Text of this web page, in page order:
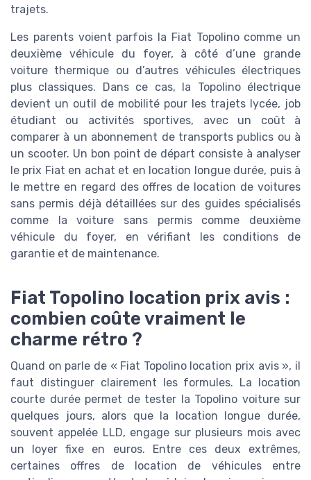
trajets.
Les parents voient parfois la Fiat Topolino comme un
deuxième véhicule du foyer, à côté d’une grande
voiture thermique ou d’autres véhicules électriques
plus classiques. Dans ce cas, la Topolino électrique
devient un outil de mobilité pour les trajets lycée, job
étudiant ou activités sportives, avec un coût à
comparer à un abonnement de transports publics ou à
un scooter. Un bon point de départ consiste à analyser
le prix Fiat en achat et en location longue durée, puis à
le mettre en regard des offres de location de voitures
sans permis déjà détaillées sur des guides spécialisés
comme la voiture sans permis comme deuxième
véhicule du foyer, en vérifiant les conditions de
garantie et de maintenance.
Fiat Topolino location prix avis :
combien coûte vraiment le
charme rétro ?
Quand on parle de « Fiat Topolino location prix avis », il
faut distinguer clairement les formules. La location
courte durée permet de tester la Topolino voiture sur
quelques jours, alors que la location longue durée,
souvent appelée LLD, engage sur plusieurs mois avec
un loyer fixe en euros. Entre ces deux extrêmes,
certaines offres de location de véhicules entre